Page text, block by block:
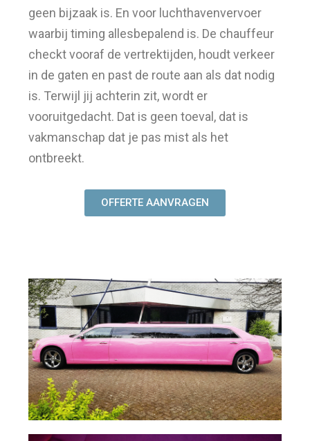
geen bijzaak is. En voor luchthavenvervoer
waarbij timing allesbepalend is. De chauffeur
checkt vooraf de vertrektijden, houdt verkeer
in de gaten en past de route aan als dat nodig
is. Terwijl jij achterin zit, wordt er
vooruitgedacht. Dat is geen toeval, dat is
vakmanschap dat je pas mist als het
ontbreekt.
OFFERTE AANVRAGEN